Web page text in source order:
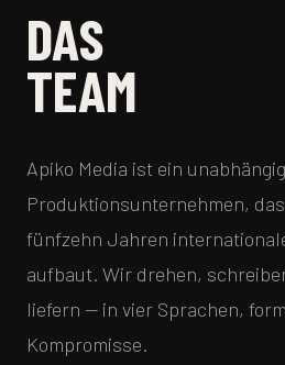
DAS
TEAM
Apiko Media ist ein
Produktionsunternehmen,
fünfzehn Jahren
aufbaut. Wir drehen,
liefern — in vier Sprachen,
Kompromisse.